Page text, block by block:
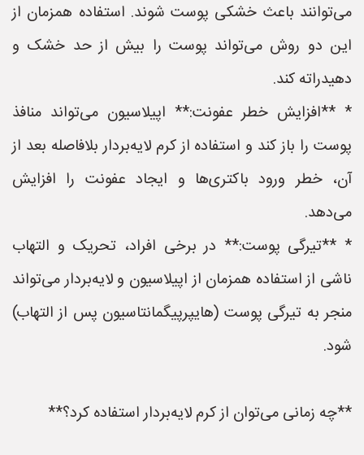
می‌توانند باعث خشکی پوست شوند. استفاده همزمان از
این دو روش می‌تواند پوست را بیش از حد خشک و
دهیدراته کند.
* **افزایش خطر عفونت:** اپیلاسیون می‌تواند منافذ
پوست را باز کند و استفاده از کرم لایه‌بردار بلافاصله بعد از
آن، خطر ورود باکتری‌ها و ایجاد عفونت را افزایش
می‌دهد.
* **تیرگی پوست:** در برخی افراد، تحریک و التهاب
ناشی از استفاده همزمان از اپیلاسیون و لایه‌بردار می‌تواند
منجر به تیرگی پوست (هایپرپیگمانتاسیون پس از التهاب)
شود.
**چه زمانی می‌توان از کرم لایه‌بردار استفاده کرد؟**